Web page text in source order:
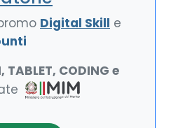
Digital Skill e
TABLET, CODING e